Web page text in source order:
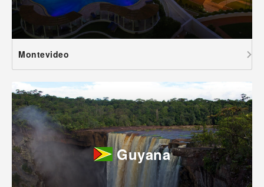
Montevideo
Guyana